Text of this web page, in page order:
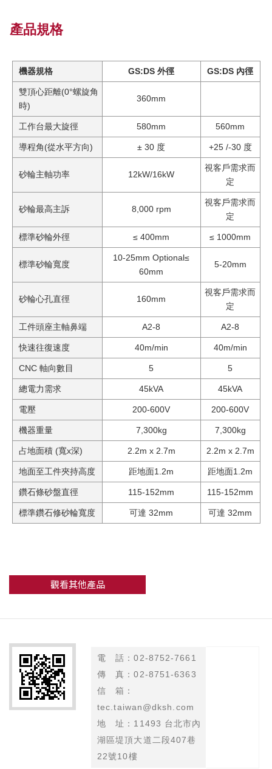
產品規格
機器規格 GS:DS 外徑 GS:DS 內徑
雙頂心距離(0°螺旋角
時)
360mm
工作台最大旋徑 580mm 560mm
導程角(從水平方向) ± 30 度 +25 /-30 度
砂輪主軸功率 12kW/16kW
視客戶需求而
定
砂輪最高主訴 8,000 rpm
視客戶需求而
定
標準砂輪外徑 ≤ 400mm ≤ 1000mm
標準砂輪寬度
10-25mm Optional≤
60mm
5-20mm
砂輪心孔直徑 160mm
視客戶需求而
定
工件頭座主軸鼻端 A2-8 A2-8
快速往復速度 40m/min 40m/min
CNC 軸向數目 5 5
總電力需求 45kVA 45kVA
電壓 200-600V 200-600V
機器重量 7,300kg 7,300kg
占地面積 (寬x深) 2.2m x 2.7m 2.2m x 2.7m
地面至工件夾持高度 距地面1.2m 距地面1.2m
鑽石條砂盤直徑 115-152mm 115-152mm
標準鑽石修砂輪寬度 可達 32mm 可達 32mm
觀看其他產品
電 話：02-8752-7661
傳 真：02-8751-6363
信 箱：
tec.taiwan@dksh.com
地 址：11493 台北市內
湖區堤頂大道二段407巷
22號10樓